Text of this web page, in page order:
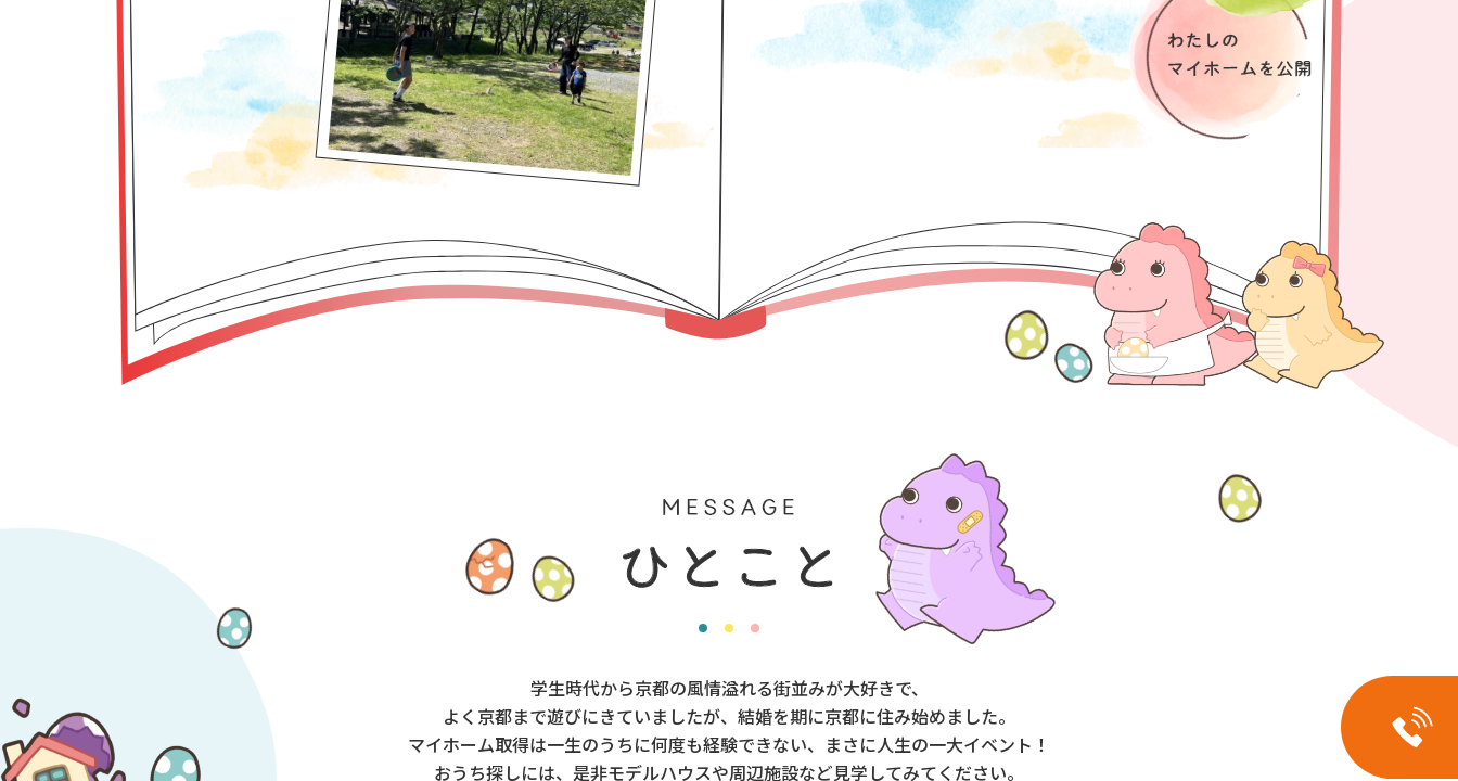
学生時代から京都の風情溢れる街並みが大好きで、
よく京都まで遊びにきていましたが、結婚を期に京都に住み始めました。
マイホーム取得は一生のうちに何度も経験できない、まさに人生の一大イベント！
おうち探しには、是非モデルハウスや周辺施設など見学してみてください。